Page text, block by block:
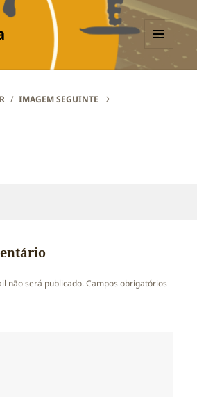
MENU
IMAGEM SEGUINTE
não será publicado. Campos obrigatórios